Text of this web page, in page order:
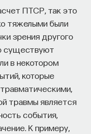
ПТСР, так это
тяжелыми были
зрения другого
существуют
в некотором
которые
травмы является
события,
К примеру,